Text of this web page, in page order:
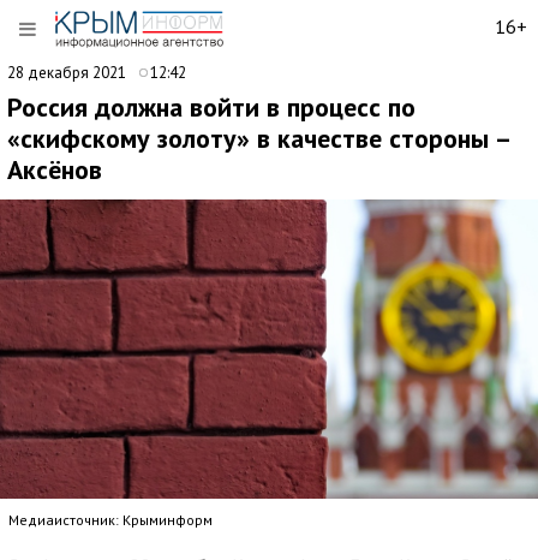
16+
28 декабря 2021 12:42
Россия должна войти в процесс по
«скифскому золоту» в качестве стороны –
Аксёнов
Медиаисточник: Крыминформ